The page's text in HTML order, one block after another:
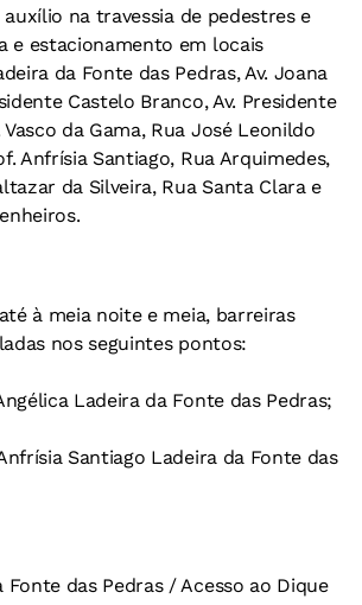
na travessia de pedestres e
e estacionamento em locais
da Fonte das Pedras, Av. Joana
Castelo Branco, Av. Presidente
Vasco da Gama, Rua José Leonildo
Anfrísia Santiago, Rua Arquimedes,
da Silveira, Rua Santa Clara e
à meia noite e meia, barreiras
nos seguintes pontos:
Ladeira da Fonte das Pedras;
Santiago Ladeira da Fonte das
Fonte das Pedras / Acesso ao Dique